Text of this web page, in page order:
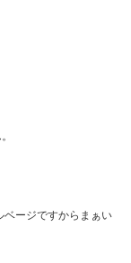
ベージですからまぁい